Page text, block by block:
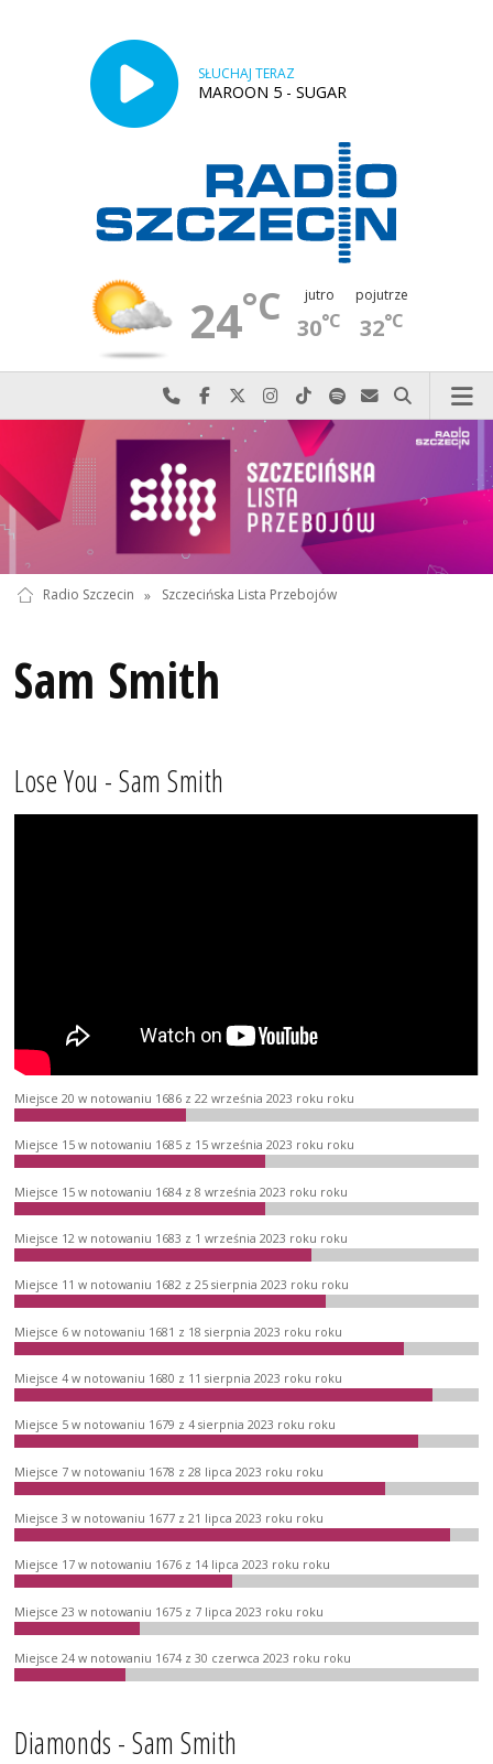
SŁUCHAJ TERAZ
MAROON 5 - SUGAR
24°C jutro
30°C
pojutrze
32°C
Najlepiej po prostu do nas zadzwoń
Odwiedź nas na Facebook-u
Odwiedź nas na X
Odwiedź nas na Instagram-ie
Odwiedź nas na TikTok-u
Szukaj nas na Spotify
Wyślij do nas
Szukaj
Radio Szczecin » Szczecińska Lista Przebojów
Sam Smith
Lose You - Sam Smith
Miejsce 20 w notowaniu 1686 z 22 września 2023 roku roku
Miejsce 15 w notowaniu 1685 z 15 września 2023 roku roku
Miejsce 15 w notowaniu 1684 z 8 września 2023 roku roku
Miejsce 12 w notowaniu 1683 z 1 września 2023 roku roku
Miejsce 11 w notowaniu 1682 z 25 sierpnia 2023 roku roku
Miejsce 6 w notowaniu 1681 z 18 sierpnia 2023 roku roku
Miejsce 4 w notowaniu 1680 z 11 sierpnia 2023 roku roku
Miejsce 5 w notowaniu 1679 z 4 sierpnia 2023 roku roku
Miejsce 7 w notowaniu 1678 z 28 lipca 2023 roku roku
Miejsce 3 w notowaniu 1677 z 21 lipca 2023 roku roku
Miejsce 17 w notowaniu 1676 z 14 lipca 2023 roku roku
Miejsce 23 w notowaniu 1675 z 7 lipca 2023 roku roku
Miejsce 24 w notowaniu 1674 z 30 czerwca 2023 roku roku
Diamonds - Sam Smith